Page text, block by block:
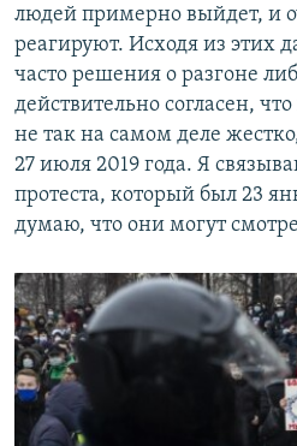
людей примерно выйдет, и
реагируют. Исходя из этих
часто решения о разгоне
действительно согласен,
не так на самом деле
27 июля 2019 года. Я
протеста, который был 23
думаю, что они могут